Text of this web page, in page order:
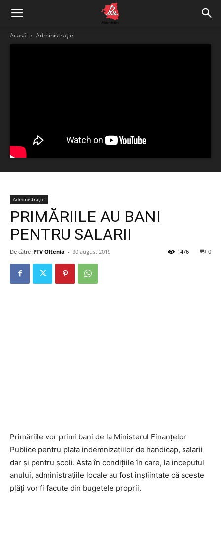
Acasă Administrație
Administrație
PRIMĂRIILE AU BANI
PENTRU SALARII
De către PTV Oltenia - 30 august 2019 0
1476
Primăriile vor primi bani de la Ministerul Finanțelor
Publice pentru plata indemnizațiilor de handicap, salarii
dar și pentru școli. Asta în condițiile în care, la inceputul
anului, administrațiile locale au fost inștiintate că aceste
plăți vor fi facute din bugetele proprii.